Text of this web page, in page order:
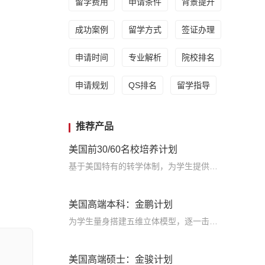
成功案例 留学方式 签证办理
申请时间 专业解析 院校排名
申请规划 QS排名 留学指导
推荐产品
美国前30/60名校培养计划
美国高端本科：金鹏计划
美国高端硕士：金骏计划